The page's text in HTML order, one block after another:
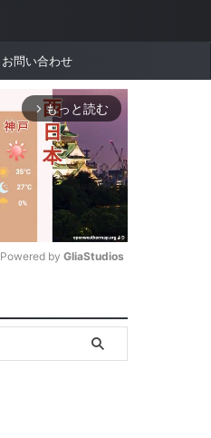
お問い合わせ
arrow_forward_ios もっと読む
u
t
Powered by GliaStudios